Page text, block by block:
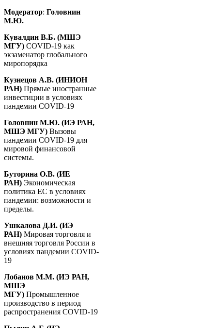
Модератор: Головнин
М.Ю.
Кувалдин В.Б. (МШЭ
МГУ) COVID-19 как
экзаменатор глобального
миропорядка
Кузнецов А.В. (ИНИОН
РАН) Прямые иностранные
инвестиции в условиях
пандемии COVID-19
Головнин М.Ю. (ИЭ РАН,
МШЭ МГУ) Вызовы
пандемии COVID-19 для
мировой финансовой
системы.
Буторина О.В. (ИЕ
РАН) Экономическая
политика ЕС в условиях
пандемии: возможности и
пределы.
Ушкалова Д.И. (ИЭ
РАН) Мировая торговля и
внешняя торговля России в
условиях пандемии COVID-
19
Лобанов М.М. (ИЭ РАН,
МШЭ
МГУ) Промышленное
производство в период
распространения COVID-19